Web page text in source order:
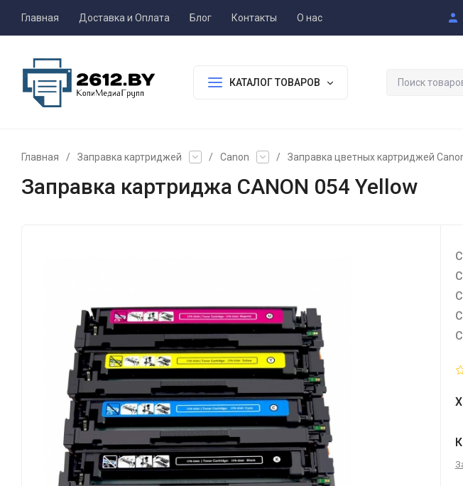
Главная Доставка и Оплата Блог Контакты О нас
КАТАЛОГ ТОВАРОВ
Главная / Заправка картриджей / Canon / Заправка цветных картриджей
Заправка картриджа CANON 054 Yellow